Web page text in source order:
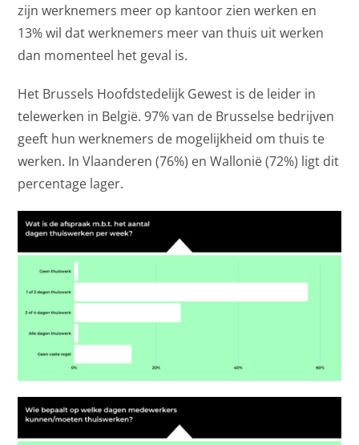
zijn werknemers meer op kantoor zien werken en
13% wil dat werknemers meer van thuis uit werken
dan momenteel het geval is.
Het Brussels Hoofdstedelijk Gewest is de leider in
telewerken in België. 97% van de Brusselse bedrijven
geeft hun werknemers de mogelijkheid om thuis te
werken. In Vlaanderen (76%) en Wallonië (72%) ligt dit
percentage lager.